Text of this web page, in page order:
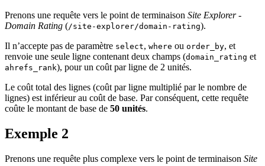
Prenons une requête vers le point de terminaison Site Explorer -
Domain Rating (/site-explorer/domain-rating).
Il n’accepte pas de paramètre select, where ou order_by, et
renvoie une seule ligne contenant deux champs (domain_rating et
ahrefs_rank), pour un coût par ligne de 2 unités.
Le coût total des lignes (coût par ligne multiplié par le nombre de
lignes) est inférieur au coût de base. Par conséquent, cette requête
coûte le montant de base de 50 unités.
Exemple 2
Prenons une requête plus complexe vers le point de terminaison Site